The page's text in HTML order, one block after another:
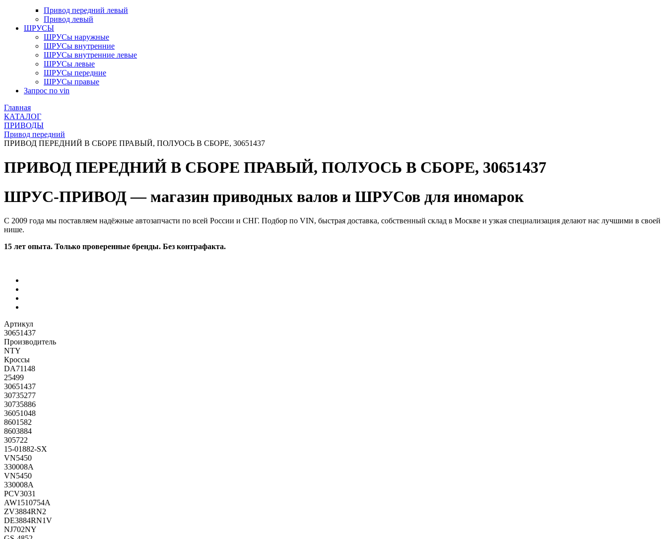
Привод передний левый
Привод левый
ШРУСЫ
ШРУСы наружные
ШРУСы внутренние
ШРУСы внутренние левые
ШРУСы левые
ШРУСы передние
ШРУСы правые
Запрос по vin
Главная
КАТАЛОГ
ПРИВОДЫ
Привод передний
ПРИВОД ПЕРЕДНИЙ В СБОРЕ ПРАВЫЙ, ПОЛУОСЬ В СБОРЕ, 30651437
ПРИВОД ПЕРЕДНИЙ В СБОРЕ ПРАВЫЙ, ПОЛУОСЬ В СБОРЕ, 30651437
ШРУС-ПРИВОД — магазин приводных валов и ШРУСов для иномарок
С 2009 года мы поставляем надёжные автозапчасти по всей России и СНГ. Подбор по VIN, быстрая доставка, собственный склад в Москве и узкая специализация делают нас лучшими в своей
нише.
15 лет опыта. Только проверенные бренды. Без контрафакта.
Артикул
30651437
Производитель
NTY
Кроссы
DA71148
25499
30651437
30735277
30735886
36051048
8601582
8603884
305722
15-01882-SX
VN5450
330008A
VN5450
330008A
PCV3031
AW1510754A
ZV3884RN2
DE3884RN1V
NJ702NY